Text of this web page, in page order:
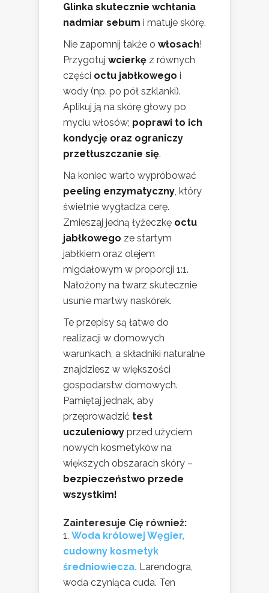
Glinka skutecznie wchłania
nadmiar sebum i matuje skórę.
Nie zapomnij także o włosach!
Przygotuj wcierkę z równych
części octu jabłkowego i
wody (np. po pół szklanki).
Aplikuj ją na skórę głowy po
myciu włosów; poprawi to ich
kondycję oraz ograniczy
przetłuszczanie się.
Na koniec warto wypróbować
peeling enzymatyczny , który
świetnie wygładza cerę.
Zmieszaj jedną łyżeczkę octu
jabłkowego ze startym
jabłkiem oraz olejem
migdałowym w proporcji 1:1.
Nałożony na twarz skutecznie
usunie martwy naskórek.
Te przepisy są łatwe do
realizacji w domowych
warunkach, a składniki naturalne
znajdziesz w większości
gospodarstw domowych.
Pamiętaj jednak, aby
przeprowadzić test
uczuleniowy przed użyciem
nowych kosmetyków na
większych obszarach skóry –
bezpieczeństwo przede
wszystkim!
Zainteresuje Cię również:
Woda królowej Węgier,
cudowny kosmetyk
średniowiecza. Larendogra,
woda czyniąca cuda. Ten